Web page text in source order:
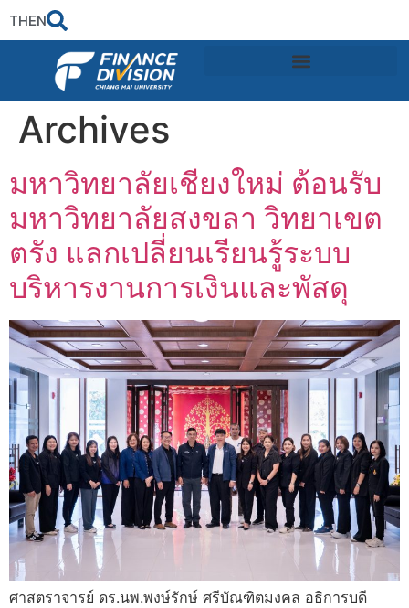
THEN
Archives
มหาวิทยาลัยเชียงใหม่ ต้อนรับ
มหาวิทยาลัยสงขลา วิทยาเขต
ตรัง แลกเปลี่ยนเรียนรู้ระบบ
บริหารงานการเงินและพัสดุ
ศาสตราจารย์ ดร.นพ.พงษ์รักษ์ ศรีบัณฑิตมงคล อธิการบดี